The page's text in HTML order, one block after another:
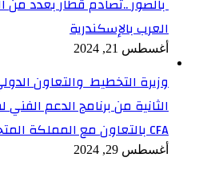
بالصور ..تصادم قطار بعدد من
العرب بالإسكندرية
أغسطس 21, 2024
وزيرة التخطيط والتعاون
الثانية من برنامج الدعم
CFA بالتعاون مع المملكة المتحدة
أغسطس 29, 2024